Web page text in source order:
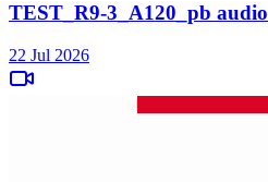
TEST_R9-3_A120_pb audio
22 Jul 2026